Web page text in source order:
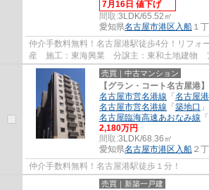
7月16日 値下げ
間取:3LDK/65.52㎡
愛知県名古屋市港区 入船 １
仲介手数料無料！名古屋港駅徒歩4分！リフォ
産 施工：東海興業 分譲主：東和土地建物
いた安心リフォーム物件です。
売買｜中古マンション
【グラン・コート名古屋港
名古屋市営名港線 「 名古屋港
名古屋市営名港線 「 築地口
名古屋臨海高速あおなみ線 「
2,180万円
間取:3LDK/68.36㎡
愛知県名古屋市港区 入船 ２
仲介手数料無料！名古屋港駅徒歩１分！
売買｜新築一戸建